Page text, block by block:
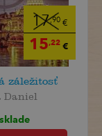
17,90 €
15,22 €
záležitosť
Daniel